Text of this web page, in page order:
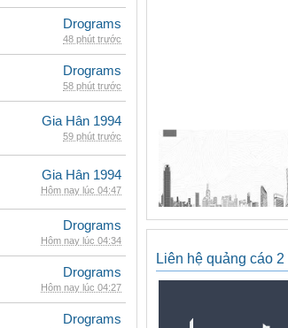
Drograms
48 phút trước
Drograms
58 phút trước
Gia Hân 1994
59 phút trước
Gia Hân 1994
Hôm nay lúc 04:47
Drograms
Hôm nay lúc 04:34
Drograms
Hôm nay lúc 04:27
Drograms
Liên hệ quảng cáo 2